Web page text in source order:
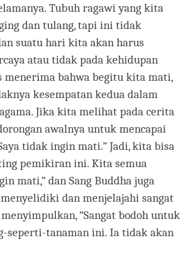
Tubuh ragawi yang kita
dan tulang, tapi ini tidak
suatu hari kita akan harus
atau tidak pada kehidupan
menerima bahwa begitu kita mati,
kesempatan kedua dalam
Jika kita melihat pada cerita
awalnya untuk mencapai
tidak ingin mati.” Jadi, kita bisa
pemikiran ini. Kita semua
mati,” dan Sang Buddha juga
dan menjelajahi sangat
“Sangat bodoh untuk
seperti-tanaman ini. Ia tidak akan